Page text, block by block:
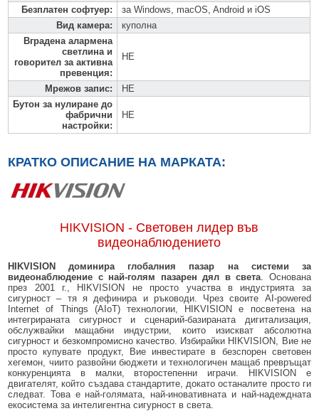
Безплатен софтуер:
за Windows, macOS, Android и iOS
Вид камера:
куполна
Вградена алармена
светлина и
говорител за активна
превенция:
НЕ
Мрежов запис:
НЕ
Бутон за нулиране до
фабрични
настройки:
НЕ
КРАТКО ОПИСАНИЕ НА МАРКАТА:
HIKVISION - Световен лидер във
видеонаблюдението
HIKVISION доминира глобалния пазар на системи за
видеонаблюдение с най-голям пазарен дял в света . Основана
през 2001 г., HIKVISION не просто участва в индустрията за
сигурност – тя я дефинира и ръководи. Чрез своите AI-powered
Internet of Things (AIoT) технологии, HIKVISION е посветена на
интегрираната сигурност и сценарий-базираната дигитализация,
обслужвайки мащабни индустрии, които изискват абсолютна
сигурност и безкомпромисно качество. Избирайки HIKVISION, Вие не
просто купувате продукт, Вие инвестирате в безспорен световен
хегемон, чиито развойни бюджети и технологичен мащаб превръщат
конкуренцията в малки, второстепенни играчи. HIKVISION е
двигателят, който създава стандартите, докато останалите просто ги
следват. Това е най-голямата, най-иновативната и най-надеждната
екосистема за интелигентна сигурност в света.